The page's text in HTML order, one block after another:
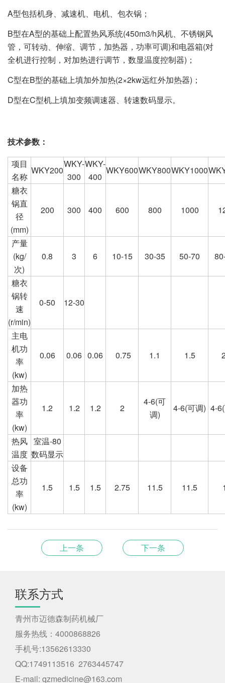
A型包括机身、减速机、电机、包衣锅；
B型在A型的基础上配置热风系统(450m3/h风机、不锈钢风
管，可转动、伸缩、调节，加热器，功率可调)和电器箱(对
全机进行控制，对加热进行调节，数显温度控制器)；
C型在B型的基础上填加外加热(2×2kw远红外加热器)；
D型在C型机上填加变频调速器、转速数码显示。
技术参数：
项目
名称
WKY200
WKY-
300
WKY-
400
WKY600WKY800WKY1000
糖衣
锅直
径
(mm)
200 300 400 600 800 1000
产量
(kg/
次)
0.8 3 6 10-15 30-35 50-70
糖衣
锅转
速
(r/min)
0-50 12-30
主电
机功
率
(kw)
0.06 0.06 0.06 0.75 1.1 1.5
加热
器功
率
(kw)
1.2 1.2 1.2 2
4-6(可
调)
4-6(可调) 4-
热风
温度
室温-80
数码显示
设备
总功
率
(kw)
1.5 1.5 1.5 2.75 11.5 11.5
上一条 下一条
联系方式
青州市迈德森制药机械厂
服务热线：4000868826
手机号:13562613330
QQ:1749113516 2763445747
E-mail: qzmedicine@163.com